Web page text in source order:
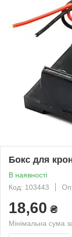
Бокс для
В наявності
Код: 103443
18,60 ₴
Мінімальна сума